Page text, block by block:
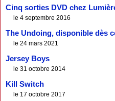
Cinq sorties DVD chez
le 4 septembre 2016
The Undoing, disponible dès
le 24 mars 2021
Jersey Boys
le 31 octobre 2014
Kill Switch
le 17 octobre 2017